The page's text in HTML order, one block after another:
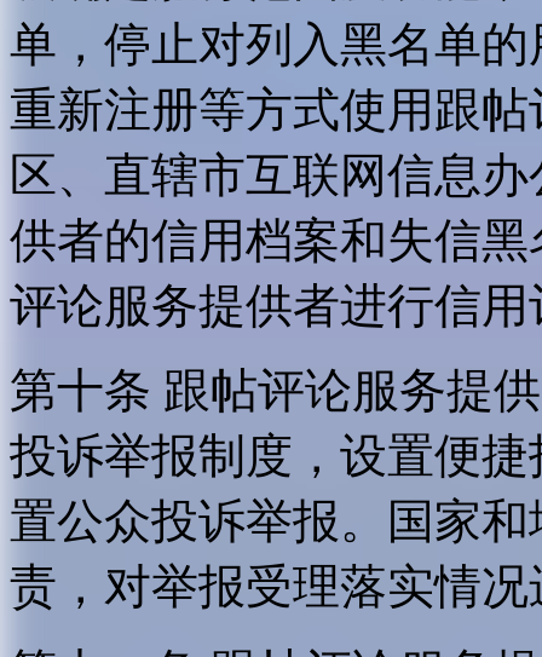
单，停止对列入黑名单
重新注册等方式使用跟
区、直辖市互联网信息
供者的信用档案和失信
评论服务提供者进行信用
第十条 跟帖评论服务提
投诉举报制度，设置便
置公众投诉举报。国家
责，对举报受理落实情